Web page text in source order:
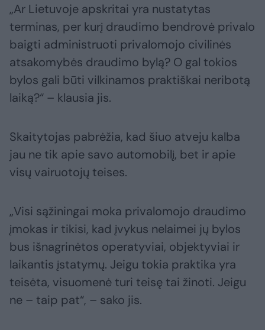
„Ar Lietuvoje apskritai yra nustatytas
terminas, per kurį draudimo bendrovė privalo
baigti administruoti privalomojo civilinės
atsakomybės draudimo bylą? O gal tokios
bylos gali būti vilkinamos praktiškai neribotą
laiką?“ – klausia jis.
Skaitytojas pabrėžia, kad šiuo atveju kalba
jau ne tik apie savo automobilį, bet ir apie
visų vairuotojų teises.
„Visi sąžiningai moka privalomojo draudimo
įmokas ir tikisi, kad įvykus nelaimei jų bylos
bus išnagrinėtos operatyviai, objektyviai ir
laikantis įstatymų. Jeigu tokia praktika yra
teisėta, visuomenė turi teisę tai žinoti. Jeigu
ne – taip pat“, – sako jis.